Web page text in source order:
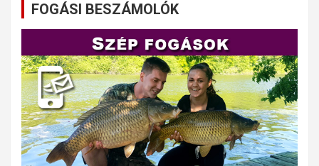
FOGÁSI BESZÁMOLÓK